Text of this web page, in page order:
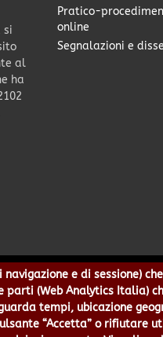
si
al
ha
Pratico-
online
Segnalazioni e
di Genova - Piazzale
54991 Fax 010 5499244 URP
| Tecnologie e
e di sessione)
(Web Analytics Italia)
tempi, ubicazione
“Accetta” o rifiutare